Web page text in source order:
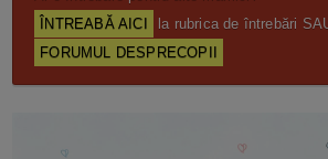
ÎNTREABĂ AICI
la rubrica de întrebări
FORUMUL DESPRECOPII